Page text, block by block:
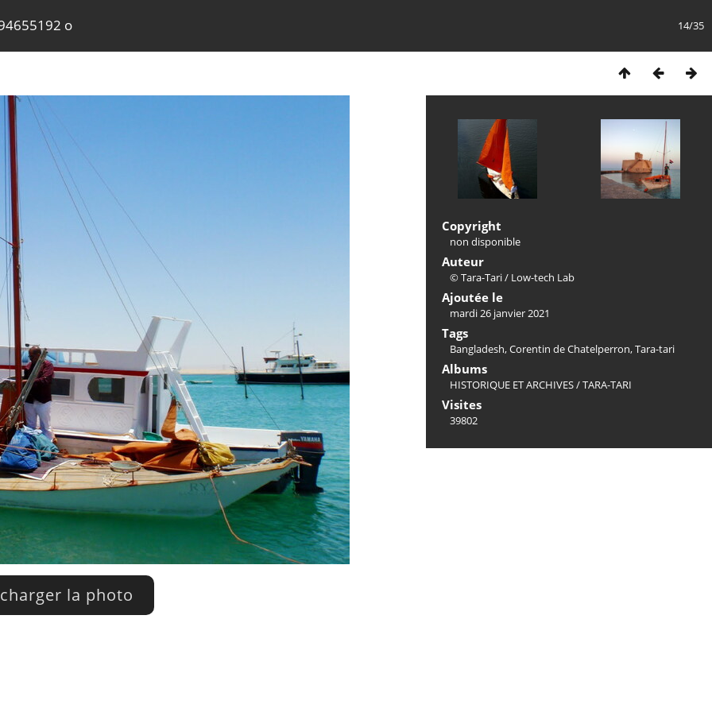
14/35
o
la photo
Copyright
non disponible
Auteur
© Tara-Tari / Low-tech Lab
Ajoutée le
mardi 26 janvier 2021
Tags
Bangladesh,Corentin de Chatelperron,Tara-tari
Albums
HISTORIQUE ET ARCHIVES/TARA-TARI
Visites
39802